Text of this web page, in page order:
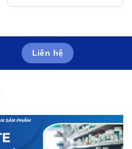
Liên hệ